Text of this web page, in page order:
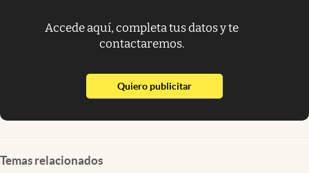
Accede aquí, completa tus datos y te
contactaremos.
Quiero publicitarabre en nueva pestaña
Temas relacionados